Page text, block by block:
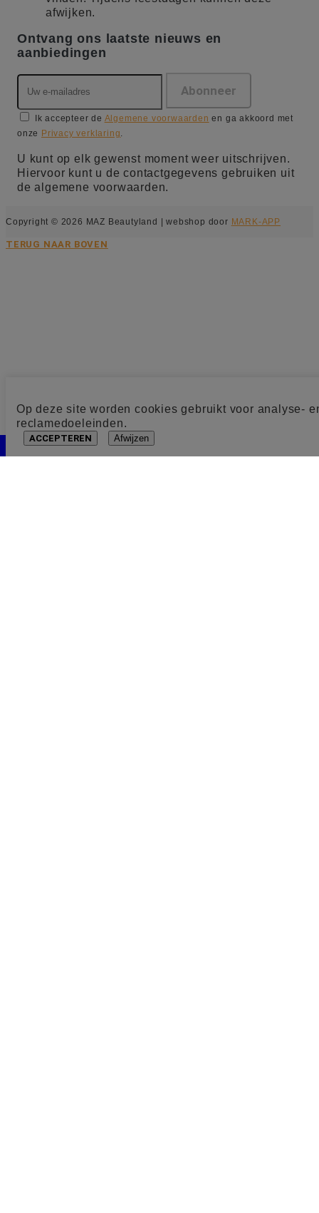
Op deze site worden cookies gebruikt voor analyse-
reclamedoeleinden.
ACCEPTEREN Afwijzen
afwijken.
Ontvang ons laatste nieuws en
aanbiedingen
Ik accepteer de Algemene voorwaarden en ga akkoord met
onze Privacy verklaring
U kunt op elk gewenst moment weer uitschrijven.
Hiervoor kunt u de contactgegevens gebruiken uit
de algemene voorwaarden.
Copyright © 2026 MAZ Beautyland | webshop door MARK-APP
TERUG NAAR BOVEN
Cookie toestemming